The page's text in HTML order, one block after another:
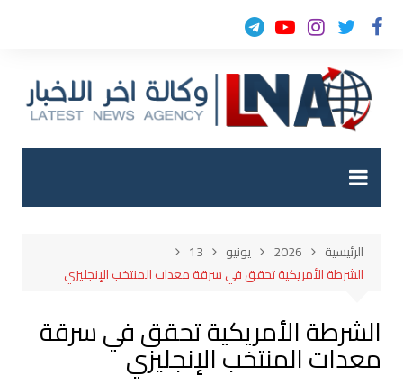
التجاوز
الرئيسية 2026 يونيو
13
الشرطة الأمريكية تحقق في سرقة معدات المنتخب الإنجليزي
الشرطة الأمريكية تحقق في سرقة
معدات المنتخب الإنجليزي